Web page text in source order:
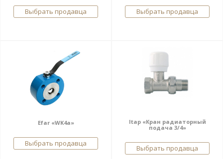
Выбрать продавца Выбрать продавца
Efar «WK4a»
Выбрать продавца
Itap «Кран радиаторный
подача 3/4»
Выбрать продавца